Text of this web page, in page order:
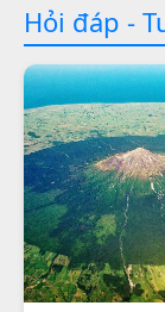
Hỏi đáp -